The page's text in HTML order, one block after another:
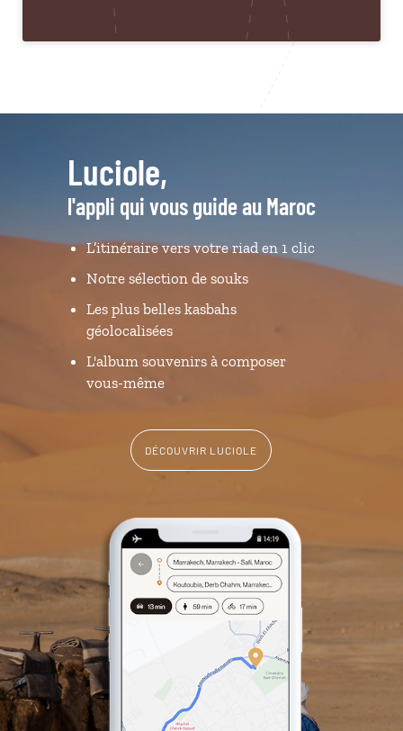
Luciole,
l'appli qui vous guide au Maroc
L’itinéraire vers votre riad en 1 clic
Notre sélection de souks
Les plus belles kasbahs
géolocalisées
L'album souvenirs à composer
vous-même
DÉCOUVRIR LUCIOLE